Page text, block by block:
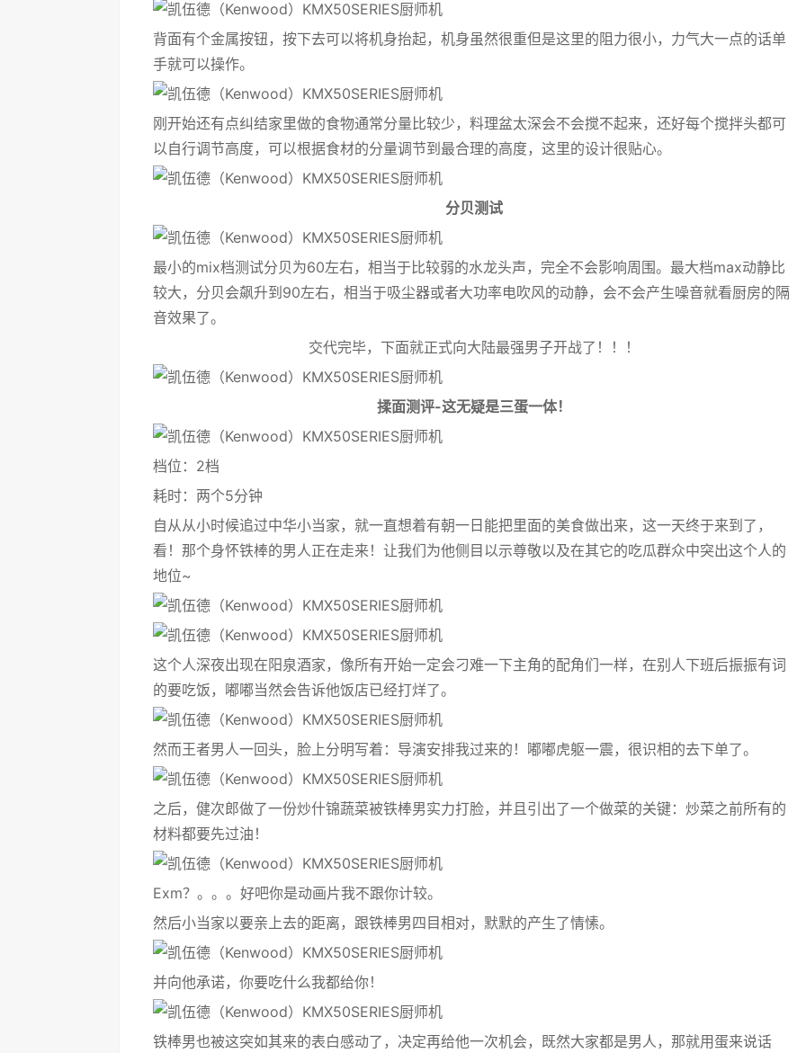
背面有个金属按钮，按下去可以将机身抬起，机身虽然很重但是这里的阻力很小，力气大一点的话单
手就可以操作。
刚开始还有点纠结家里做的食物通常分量比较少，料理盆太深会不会搅不起来，还好每个搅拌头都可
以自行调节高度，可以根据食材的分量调节到最合理的高度，这里的设计很贴心。
分贝测试
最小的mix档测试分贝为60左右，相当于比较弱的水龙头声，完全不会影响周围。最大档max动静比
较大，分贝会飙升到90左右，相当于吸尘器或者大功率电吹风的动静，会不会产生噪音就看厨房的隔
音效果了。
交代完毕，下面就正式向大陆最强男子开战了！！！
揉面测评-这无疑是三蛋一体！
档位：2档
耗时：两个5分钟
自从从小时候追过中华小当家，就一直想着有朝一日能把里面的美食做出来，这一天终于来到了，
看！那个身怀铁棒的男人正在走来！让我们为他侧目以示尊敬以及在其它的吃瓜群众中突出这个人的
地位~
这个人深夜出现在阳泉酒家，像所有开始一定会刁难一下主角的配角们一样，在别人下班后振振有词
的要吃饭，嘟嘟当然会告诉他饭店已经打烊了。
然而王者男人一回头，脸上分明写着：导演安排我过来的！嘟嘟虎躯一震，很识相的去下单了。
之后，健次郎做了一份炒什锦蔬菜被铁棒男实力打脸，并且引出了一个做菜的关键：炒菜之前所有的
材料都要先过油！
Exm？。。。好吧你是动画片我不跟你计较。
然后小当家以要亲上去的距离，跟铁棒男四目相对，默默的产生了情愫。
并向他承诺，你要吃什么我都给你！
铁棒男也被这突如其来的表白感动了，决定再给他一次机会，既然大家都是男人，那就用蛋来说话